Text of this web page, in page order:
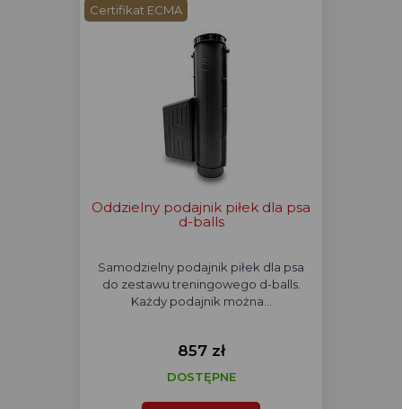
Certifikat ECMA
Oddzielny podajnik piłek dla psa
d-balls
Samodzielny podajnik piłek dla psa
do zestawu treningowego d-balls.
Każdy podajnik można…
857 zł
DOSTĘPNE